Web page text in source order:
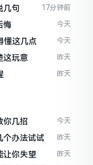
几句 17分钟前
悔 今天
懂这几点 今天
这玩意 昨天
昨天
你几招 今天
个办法试试 昨天
让你失望 昨天